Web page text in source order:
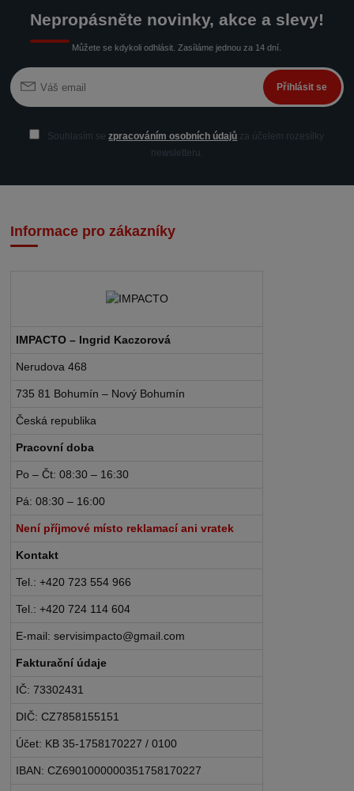
Nepropásněte novinky, akce a slevy!
Můžete se kdykoli odhlásit. Zasíláme jednou za 14 dní.
Přihlásit se
Souhlasím sezpracováním osobních údajů za účelem rozesílky
newsletteru.
Informace pro zákazníky
IMPACTO – Ingrid Kaczorová
Nerudova 468
735 81 Bohumín – Nový Bohumín
Česká republika
Pracovní doba
Po – Čt: 08:30 – 16:30
Pá: 08:30 – 16:00
Není příjmové místo reklamací ani vratek
Kontakt
Tel.: +420 723 554 966
Tel.: +420 724 114 604
E-mail: servisimpacto@gmail.com
Fakturační údaje
IČ: 73302431
DIČ: CZ7858155151
Účet: KB 35-1758170227 / 0100
IBAN: CZ6901000000351758170227